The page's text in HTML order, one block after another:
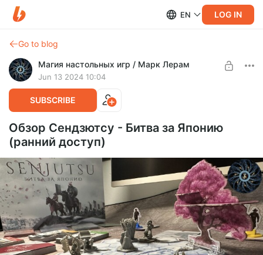
EN LOG IN
Go to blog
Магия настольных игр / Марк Лерам
Jun 13 2024 10:04
SUBSCRIBE
Обзор Сендзютсу - Битва за Японию
(ранний доступ)